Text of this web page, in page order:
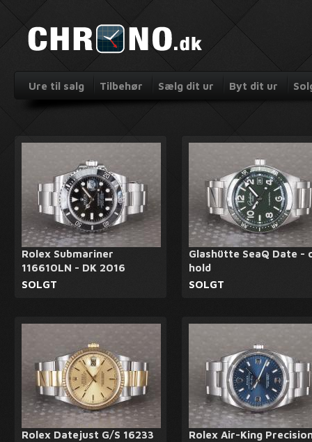
Ure til salg Tilbehør Sælg dit ur Byt dit ur
Rolex Submariner
116610LN - DK 2016
SOLGT
Glashütte SeaQ Date -
hold
SOLGT
Rolex Datejust G/S 16233
Rolex Air-King